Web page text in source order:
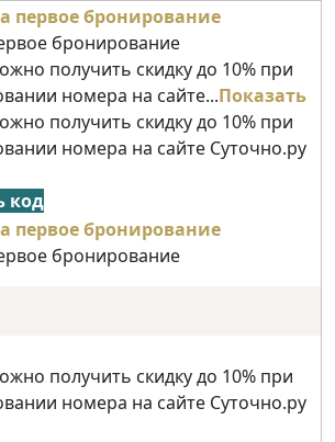
бронирование
получить скидку до 10% при
номера на сайте...Показать
получить скидку до 10% при
номера на сайте Суточно.ру
код
бронирование
получить скидку до 10% при
номера на сайте Суточно.ру